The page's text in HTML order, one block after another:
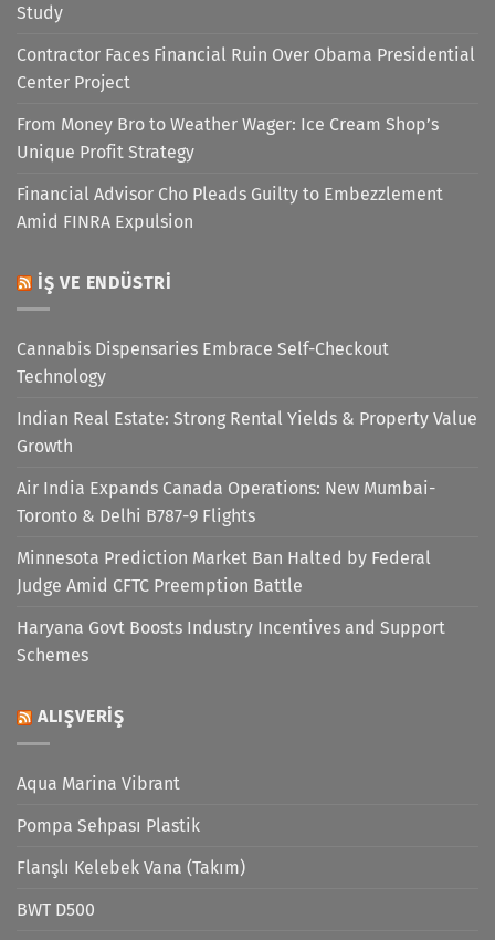
Study
Contractor Faces Financial Ruin Over Obama Presidential
Center Project
From Money Bro to Weather Wager: Ice Cream Shop’s
Unique Profit Strategy
Financial Advisor Cho Pleads Guilty to Embezzlement
Amid FINRA Expulsion
İŞ VE ENDÜSTRI
Cannabis Dispensaries Embrace Self-Checkout
Technology
Indian Real Estate: Strong Rental Yields & Property Value
Growth
Air India Expands Canada Operations: New Mumbai-
Toronto & Delhi B787-9 Flights
Minnesota Prediction Market Ban Halted by Federal
Judge Amid CFTC Preemption Battle
Haryana Govt Boosts Industry Incentives and Support
Schemes
ALIŞVERIŞ
Aqua Marina Vibrant
Pompa Sehpası Plastik
Flanşlı Kelebek Vana (Takım)
BWT D500